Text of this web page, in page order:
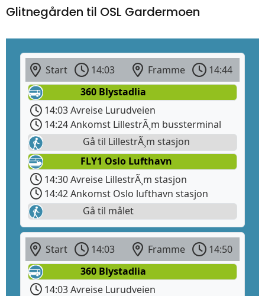
Glitnegården til OSL Gardermoen
Start 14:03 Framme
14:44
360 Blystadlia
14:03 Avreise Lurudveien
14:24 Ankomst LillestrÃ¸m bussterminal
Gå til LillestrÃ¸m stasjon
FLY1 Oslo Lufthavn
14:30 Avreise LillestrÃ¸m stasjon
14:42 Ankomst Oslo lufthavn stasjon
Gå til målet
Start 14:03 Framme
14:50
360 Blystadlia
14:03 Avreise Lurudveien